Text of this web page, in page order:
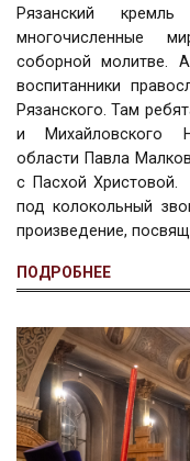
Рязанский
многочисленные
соборной молитве.
воспитанники
Рязанского. Там
и Михайловского
области Павла
с Пасхой
под колокольный
произведение,
ПОДРОБНЕЕ